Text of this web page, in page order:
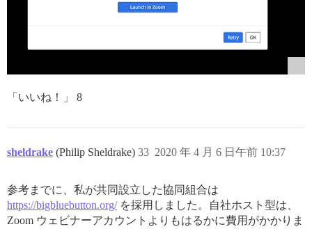
「いいね！」 8
sheldrake (Philip Sheldrake) 2020 年 4 月 6 日午前 10:37
33
参考までに、私が共同設立した協同組合は
https://bigbluebutton.org/を採用しました。自社ホスト型は、
Zoom ウェビナーアカウントよりもはるかに費用がかかりま